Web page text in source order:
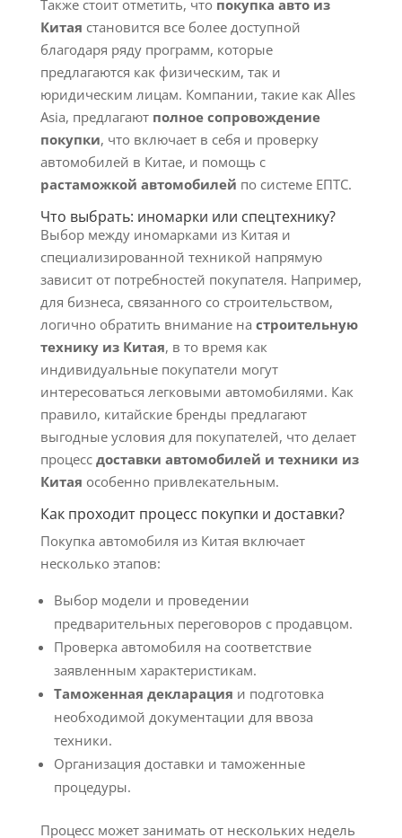
Также стоит отметить, что покупка авто из
Китая становится все более доступной
благодаря ряду программ, которые
предлагаются как физическим, так и
юридическим лицам. Компании, такие как Alles
Asia, предлагают полное сопровождение
покупки, что включает в себя и проверку
автомобилей в Китае, и помощь с
растаможкой автомобилей по системе ЕПТС.
Что выбрать: иномарки или спецтехнику?
Выбор между иномарками из Китая и
специализированной техникой напрямую
зависит от потребностей покупателя. Например,
для бизнеса, связанного со строительством,
логично обратить внимание на строительную
технику из Китая, в то время как
индивидуальные покупатели могут
интересоваться легковыми автомобилями. Как
правило, китайские бренды предлагают
выгодные условия для покупателей, что делает
процесс доставки автомобилей и техники из
Китая особенно привлекательным.
Как проходит процесс покупки и доставки?
Покупка автомобиля из Китая включает
несколько этапов:
Выбор модели и проведении
предварительных переговоров с продавцом.
Проверка автомобиля на соответствие
заявленным характеристикам.
Таможенная декларация и подготовка
необходимой документации для ввоза
техники.
Организация доставки и таможенные
процедуры.
Процесс может занимать от нескольких недель